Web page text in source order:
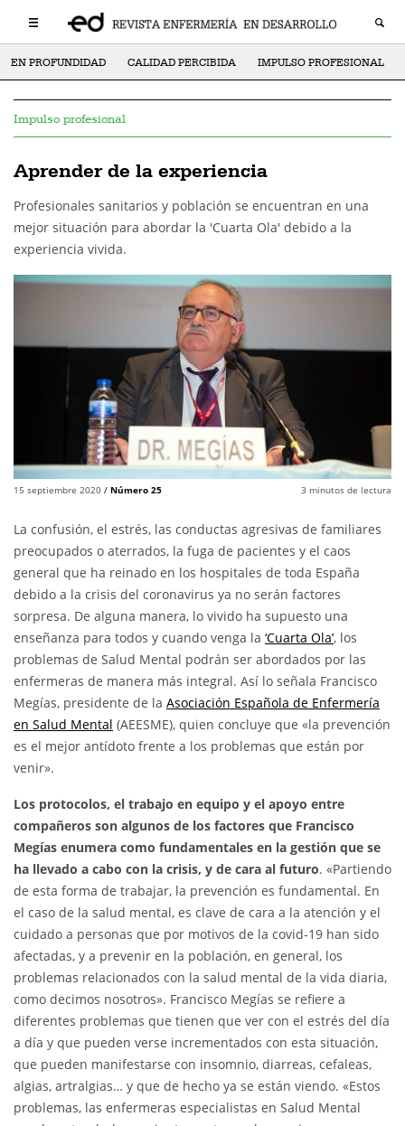
EN PROFUNDIDAD CALIDAD PERCIBIDA IMPULSO PROFESIONAL
Impulso profesional
Aprender de la experiencia
Profesionales sanitarios y población se encuentran en una
mejor situación para abordar la 'Cuarta Ola' debido a la
experiencia vivida.
15 septiembre 2020 / Número 25 3 minutos de lectura
La confusión, el estrés, las conductas agresivas de familiares
preocupados o aterrados, la fuga de pacientes y el caos
general que ha reinado en los hospitales de toda España
debido a la crisis del coronavirus ya no serán factores
sorpresa. De alguna manera, lo vivido ha supuesto una
enseñanza para todos y cuando venga la ‘Cuarta Ola’, los
problemas de Salud Mental podrán ser abordados por las
enfermeras de manera más integral. Así lo señala Francisco
Megías, presidente de la Asociación Española de Enfermería
en Salud Mental (AEESME), quien concluye que «la prevención
es el mejor antídoto frente a los problemas que están por
venir».
Los protocolos, el trabajo en equipo y el apoyo entre
compañeros son algunos de los factores que Francisco
Megías enumera como fundamentales en la gestión que se
ha llevado a cabo con la crisis, y de cara al futuro. «Partiendo
de esta forma de trabajar, la prevención es fundamental. En
el caso de la salud mental, es clave de cara a la atención y el
cuidado a personas que por motivos de la covid-19 han sido
afectadas, y a prevenir en la población, en general, los
problemas relacionados con la salud mental de la vida diaria,
como decimos nosotros». Francisco Megías se refiere a
diferentes problemas que tienen que ver con el estrés del día
a día y que pueden verse incrementados con esta situación,
que pueden manifestarse con insomnio, diarreas, cefaleas,
algias, artralgias… y que de hecho ya se están viendo. «Estos
problemas, las enfermeras especialistas en Salud Mental